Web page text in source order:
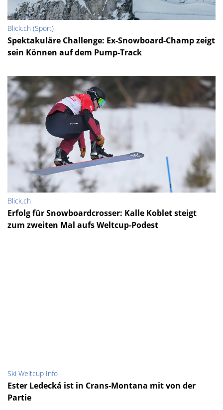
Blick.ch (Sport)
Spektakuläre Challenge: Ex-Snowboard-Champ zeigt
sein Können auf dem Pump-Track
Blick.ch
Erfolg für Snowboardcrosser: Kalle Koblet steigt
zum zweiten Mal aufs Weltcup-Podest
Ski Weltcup Info
Ester Ledecká ist in Crans-Montana mit von der
Partie